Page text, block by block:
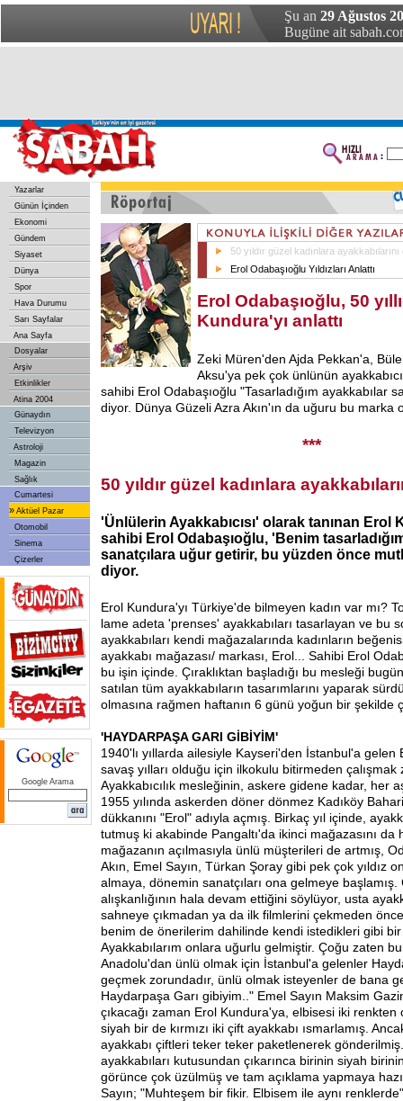
Şu an 29 Ağustos
Bugüne ait
Yazarlar
Günün İçinden
Ekonomi
Gündem
Siyaset
Dünya
Spor
Hava Durumu
Sarı Sayfalar
Ana Sayfa
Dosyalar
Arşiv
Etkinlikler
Atina 2004
Günaydın
Televizyon
Astroloji
Magazin
Sağlık
Cumartesi
» Aktüel Pazar
Otomobil
Sinema
Çizerler
Google Arama
50 yıldır güzel kadınlara
Erol Odabaşıoğlu Yıldızları Anlattı
Erol Odabaşıoğlu, 50
Kundura'yı anlattı
Zeki Müren'den Ajda Pekkan'a,
Aksu'ya pek çok ünlünün
sahibi Erol Odabaşıoğlu "Tasarladığım ayakkabılar
diyor. Dünya Güzeli Azra Akın'ın da uğuru bu marka
***
50 yıldır güzel kadınlara
'Ünlülerin Ayakkabıcısı' olarak tanınan Erol
sahibi Erol Odabaşıoğlu, 'Benim
sanatçılara uğur getirir, bu yüzden önce
diyor.
Erol Kundura'yı Türkiye'de bilmeyen kadın var mı?
lame adeta 'prenses' ayakkabıları tasarlayan ve bu
ayakkabıları kendi mağazalarında kadınların
ayakkabı mağazası/ markası, Erol... Sahibi Erol
bu işin içinde. Çıraklıktan başladığı bu mesleği
satılan tüm ayakkabıların tasarımlarını yaparak
olmasına rağmen haftanın 6 günü yoğun bir şekilde
'HAYDARPAŞA GARI GİBİYİM'
1940'lı yıllarda ailesiyle Kayseri'den İstanbul'a gelen
savaş yılları olduğu için ilkokulu bitirmeden çalışmak
Ayakkabıcılık mesleğinin, askere gidene kadar, her
1955 yılında askerden döner dönmez Kadıköy
dükkanını "Erol" adıyla açmış. Birkaç yıl içinde,
tutmuş ki akabinde Pangaltı'da ikinci mağazasını da
mağazanın açılmasıyla ünlü müşterileri de artmış,
Akın, Emel Sayın, Türkan Şoray gibi pek çok yıldız
almaya, dönemin sanatçıları ona gelmeye
alışkanlığının hala devam ettiğini söylüyor, usta
sahneye çıkmadan ya da ilk filmlerini çekmeden
benim de önerilerim dahilinde kendi istedikleri gibi bir
Ayakkabılarım onlara uğurlu gelmiştir. Çoğu zaten
Anadolu'dan ünlü olmak için İstanbul'a gelenler
geçmek zorundadır, ünlü olmak isteyenler de bana
Haydarpaşa Garı gibiyim.." Emel Sayın Maksim
çıkacağı zaman Erol Kundura'ya, elbisesi iki renkten
siyah bir de kırmızı iki çift ayakkabı ısmarlamış.
ayakkabı çiftleri teker teker paketlenerek
ayakkabıları kutusundan çıkarınca birinin siyah
görünce çok üzülmüş ve tam açıklama yapmaya
Sayın; "Muhteşem bir fikir. Elbisem ile aynı